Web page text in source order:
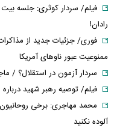
فیلم/ سردار کوثری: جلسه
رادان!
فوری/ جزئیات جدید از
ممنوعیت عبور ناوهای آمریکا
سردار آزمون در استقلال؟ /
فیلم/ توصیه رهبر شهید
محمد مهاجری: برخی
آلوده نکنید